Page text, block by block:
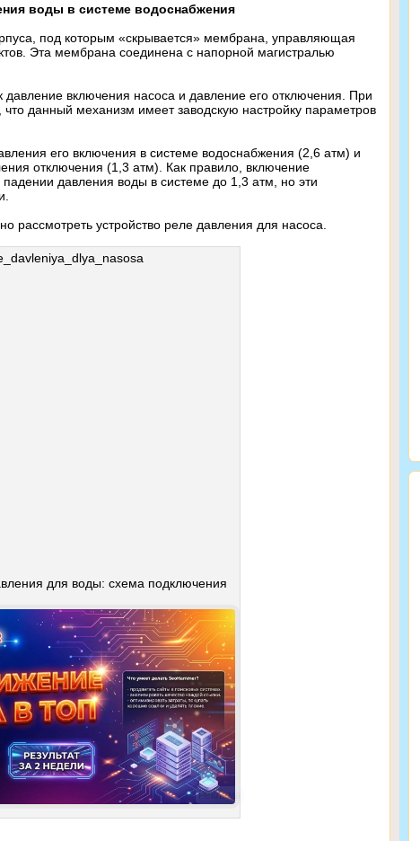
воды в системе водоснабжения
под которым «скрывается» мембрана, управляющая
Эта мембрана соединена с напорной магистралью
давление включения насоса и давление его отключения. При
данный механизм имеет заводскую настройку параметров
его включения в системе водоснабжения (2,6 атм) и
отключения (1,3 атм). Как правило, включение
давления воды в системе до 1,3 атм, но эти
устройство реле давления для насоса.
для воды: схема подключения
Реклама